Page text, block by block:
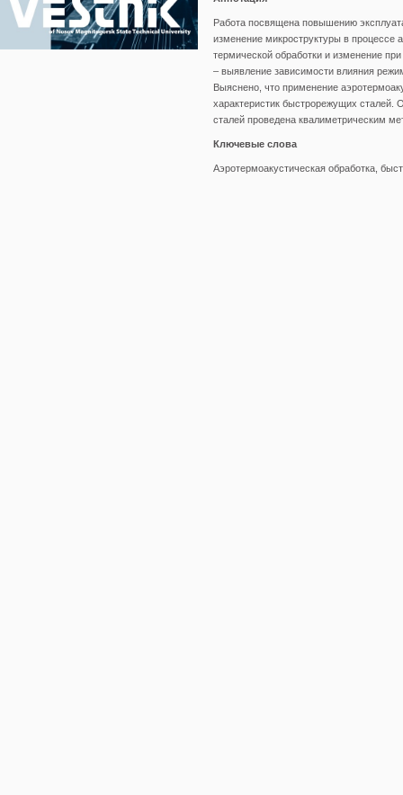
Работа посвящена повышению
изменение микроструктуры в процессе
термической обработки и изменение
– выявление зависимости влияния
Выяснено, что применение
характеристик быстрорежущих сталей.
сталей проведена квалиметрическим
Ключевые слова
Аэротермоакустическая обработка,